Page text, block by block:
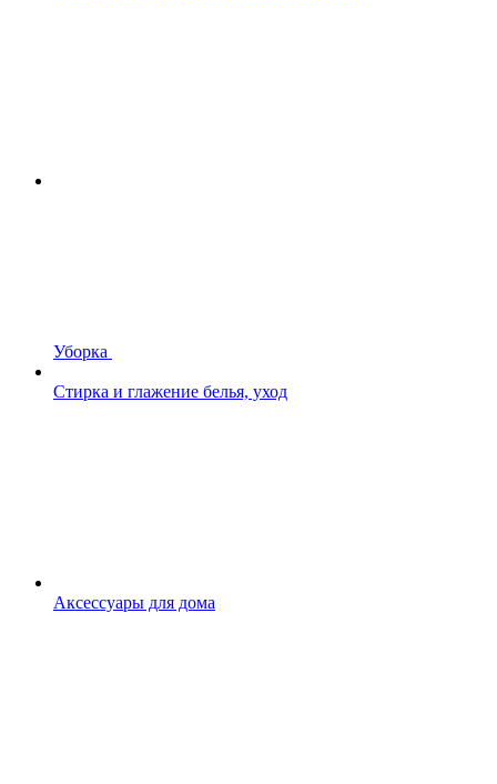
Уборка
Стирка и глажение белья, уход
Аксессуары для дома